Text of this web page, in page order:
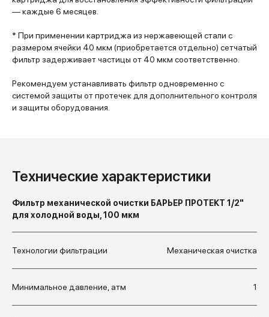
— каждые 6 месяцев.
* При применении картриджа из нержавеющей стали с
размером ячейки 40 мкм (приобретается отдельно) сетчатый
фильтр задерживает частицы от 40 мкм соответственно.
Рекомендуем устанавливать фильтр одновременно с
системой защиты от протечек для дополнительного контроля
и защиты оборудования.
Технические характеристики
Фильтр механической очистки БАРЬЕР ПРОТЕКТ 1/2"
для холодной воды, 100 мкм
Технологии фильтрации Механическая очистка
Минимальное давление, атм 1